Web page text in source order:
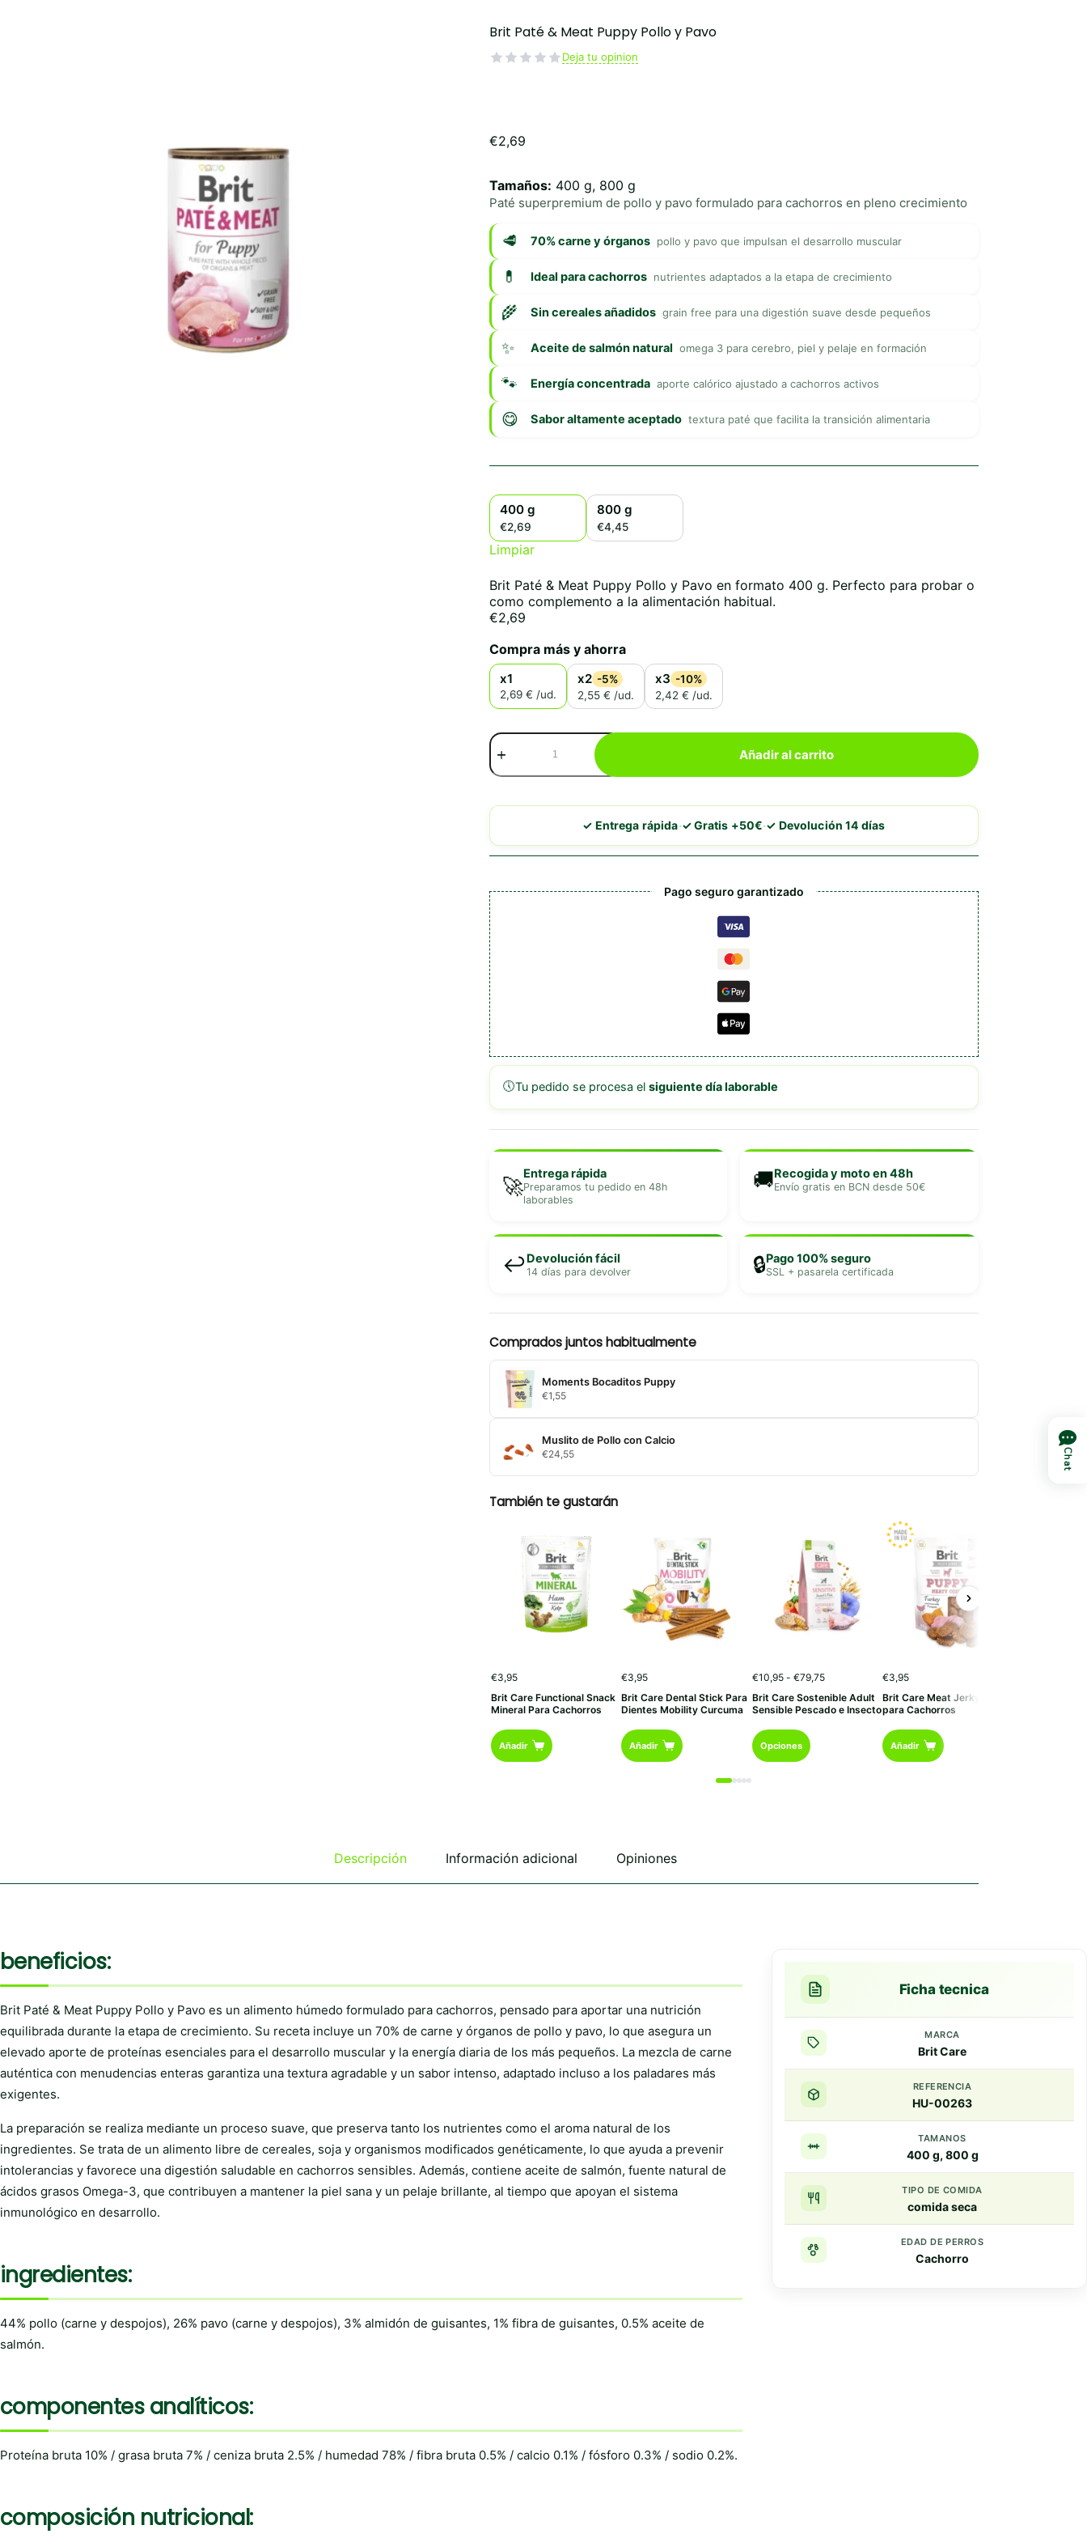
Brit Paté & Meat Puppy Pollo y Pavo
Deja tu opinion
€2,69
Tamaños: 400 g, 800 g
Paté superpremium de pollo y pavo formulado para cachorros en pleno crecimiento
70% carne y órganos pollo y pavo que impulsan el desarrollo muscular
Ideal para cachorros nutrientes adaptados a la etapa de crecimiento
Sin cereales añadidos grain free para una digestión suave desde pequeños
Aceite de salmón natural omega 3 para cerebro, piel y pelaje en formación
Energía concentrada aporte calórico ajustado a cachorros activos
Sabor altamente aceptado textura paté que facilita la transición alimentaria
400 g
€2,69
800 g
€4,45
Limpiar
Brit Paté & Meat Puppy Pollo y Pavo en formato 400 g. Perfecto para probar o
como complemento a la alimentación habitual.
€2,69
Compra más y ahorra
x1
2,69 € /ud.
x2 -5%
2,55 € /ud.
x3 -10%
2,42 € /ud.
Brit
Paté
&
Pollo
Pavo
Añadir al carrito
✓ Entrega rápida·✓ Gratis +50€·✓ Devolución 14 días
Pago seguro garantizado
🕔Tu pedido se procesa el siguiente día laborable
🚀Entrega rápida
Preparamos tu pedido en 48h
laborables
🚚Recogida y moto en 48h
Envío gratis en BCN desde 50€
↩️Devolución fácil
14 días para devolver 🔒Pago 100% seguro
SSL + pasarela certificada
Comprados juntos habitualmente
Moments Bocaditos Puppy
€1,55
Muslito de Pollo con Calcio
€24,55
También te gustarán
€3,95
Brit Care Functional Snack
Mineral Para Cachorros
Añadir
€3,95
Brit Care Dental Stick Para
Dientes Mobility Curcuma
Añadir
€10,95 - €79,75Rango
precios:
desde
Brit Care Sostenible Adult
Sensible Pescado e Insecto
Opciones
Este
producto
múltiples
elegir
€3,95
Brit Care Meat Jerky, Pavo
para Cachorros
Añadir
Descripción Información adicional Opiniones
beneficios:
Brit Paté & Meat Puppy Pollo y Pavo es un alimento húmedo formulado para cachorros, pensado para aportar una nutrición
equilibrada durante la etapa de crecimiento. Su receta incluye un 70% de carne y órganos de pollo y pavo, lo que asegura un
elevado aporte de proteínas esenciales para el desarrollo muscular y la energía diaria de los más pequeños. La mezcla de carne
auténtica con menudencias enteras garantiza una textura agradable y un sabor intenso, adaptado incluso a los paladares más
exigentes.
La preparación se realiza mediante un proceso suave, que preserva tanto los nutrientes como el aroma natural de los
ingredientes. Se trata de un alimento libre de cereales, soja y organismos modificados genéticamente, lo que ayuda a prevenir
intolerancias y favorece una digestión saludable en cachorros sensibles. Además, contiene aceite de salmón, fuente natural de
ácidos grasos Omega-3, que contribuyen a mantener la piel sana y un pelaje brillante, al tiempo que apoyan el sistema
inmunológico en desarrollo.
ingredientes:
44% pollo (carne y despojos), 26% pavo (carne y despojos), 3% almidón de guisantes, 1% fibra de guisantes, 0.5% aceite de
salmón.
componentes analíticos:
Proteína bruta 10% / grasa bruta 7% / ceniza bruta 2.5% / humedad 78% / fibra bruta 0.5% / calcio 0.1% / fósforo 0.3% / sodio 0.2%.
composición nutricional:
Ficha tecnica
MARCA
Brit Care
REFERENCIA
HU-00263
TAMANOS
400 g, 800 g
TIPO DE COMIDA
comida seca
EDAD DE PERROS
Cachorro
Chat